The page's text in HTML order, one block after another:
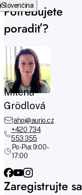
Potrebujete
poradiť?
Milena
Grödlová
ahoj@aurio.cz
+420 734
553 355
Po-Pia: 9:00 -
17:00
Zaregistrujte sa
Slovenčina